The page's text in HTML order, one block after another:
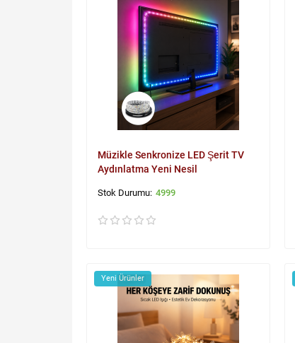
Müzikle Senkronize LED Şerit TV
Aydınlatma Yeni Nesil
4999
Yeni Ürünler